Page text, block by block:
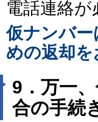
電話連絡が
仮ナンバ
めの返却を
9．万一
合の手続